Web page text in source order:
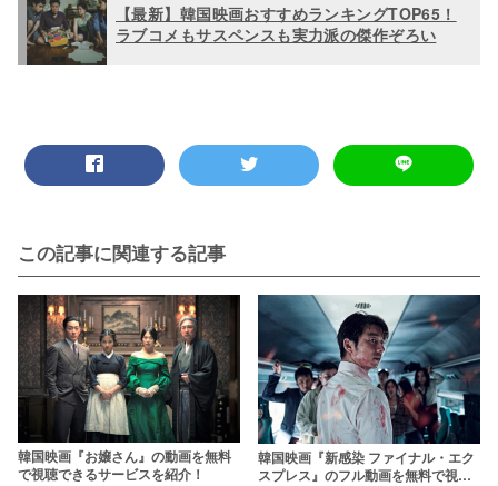
【最新】韓国映画おすすめランキングTOP65！
ラブコメもサスペンスも実力派の傑作ぞろい
この記事に関連する記事
韓国映画『お嬢さん』の動画を無料
で視聴できるサービスを紹介！
韓国映画『新感染 ファイナル・エク
スプレス』のフル動画を無料で視聴